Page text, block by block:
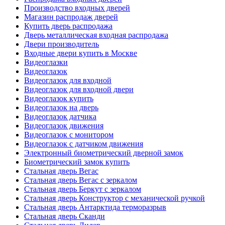
Производство входных дверей
Магазин распродаж дверей
Купить дверь распродажа
Дверь металлическая входная распродажа
Двери производитель
Входные двери купить в Москве
Видеоглазки
Видеоглазок
Видеоглазок для входной
Видеоглазок для входной двери
Видеоглазок купить
Видеоглазок на дверь
Видеоглазок датчика
Видеоглазок движения
Видеоглазок с монитором
Видеоглазок с датчиком движения
Электронный биометрический дверной замок
Биометрический замок купить
Стальная дверь Вегас
Стальная дверь Вегас с зеркалом
Стальная дверь Беркут с зеркалом
Стальная дверь Конструктор с механической ручкой
Стальная дверь Антарктида терморазрыв
Стальная дверь Сканди